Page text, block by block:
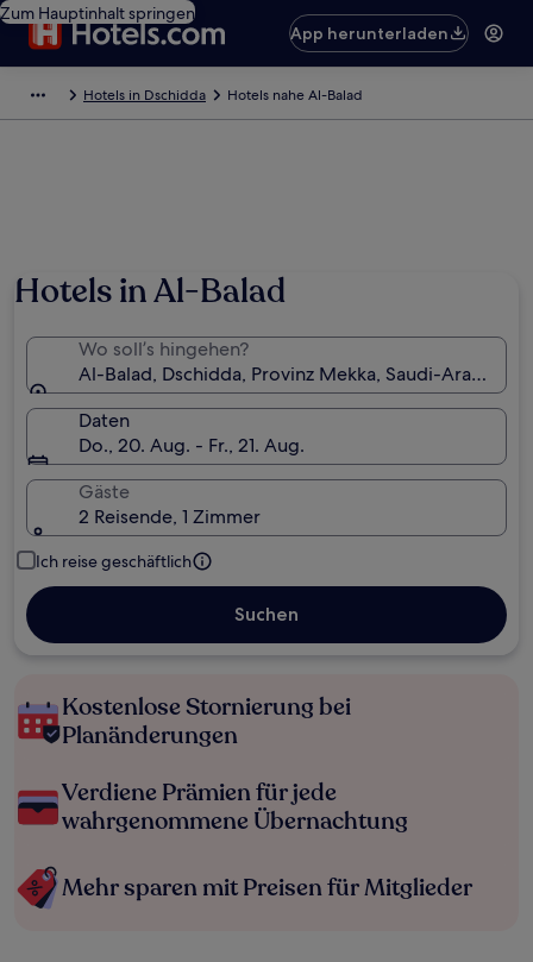
Zum Hauptinhalt springen
App herunterladen
Hotels in Dschidda Hotels nahe Al-Balad
Hotels in Al-Balad
Wo soll’s hingehen?
Al-Balad, Dschidda, Provinz Mekka, Saudi-Arabien
Daten
Do., 20. Aug. - Fr., 21. Aug.
Gäste
2 Reisende, 1 Zimmer
Ich reise geschäftlich
Suchen
Kostenlose Stornierung bei
Planänderungen
Verdiene Prämien für jede
wahrgenommene Übernachtung
Mehr sparen mit Preisen für Mitglieder